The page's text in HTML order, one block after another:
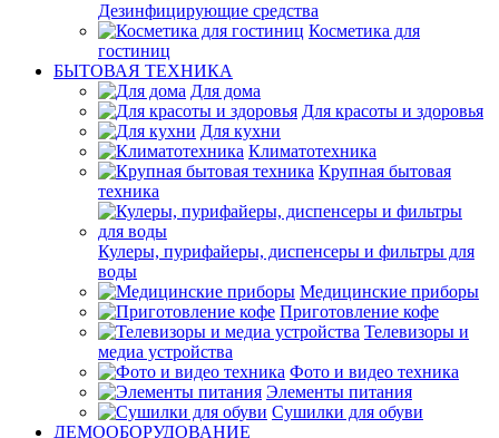
Дезинфицирующие средства
Косметика для
гостиниц
БЫТОВАЯ ТЕХНИКА
Для дома
Для красоты и здоровья
Для кухни
Климатотехника
Крупная бытовая
техника
Кулеры, пурифайеры, диспенсеры и фильтры для
воды
Медицинские приборы
Приготовление кофе
Телевизоры и
медиа устройства
Фото и видео техника
Элементы питания
Сушилки для обуви
ДЕМООБОРУДОВАНИЕ